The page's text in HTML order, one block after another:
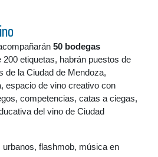
50 bodegas
200 etiquetas, habrán puestos de
de la Ciudad de Mendoza,
espacio de vino creativo con
competencias, catas a ciegas,
del vino de Ciudad
flashmob, música en